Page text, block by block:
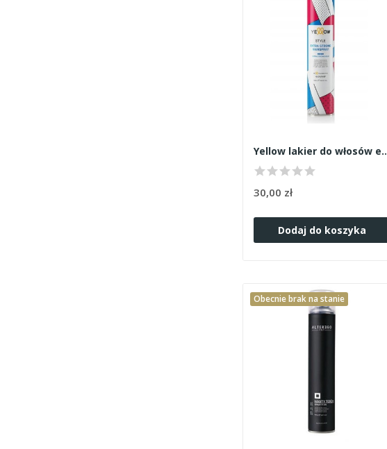
Yellow lakier do
30,00 zł
Dodaj do koszyka
Obecnie brak na stanie